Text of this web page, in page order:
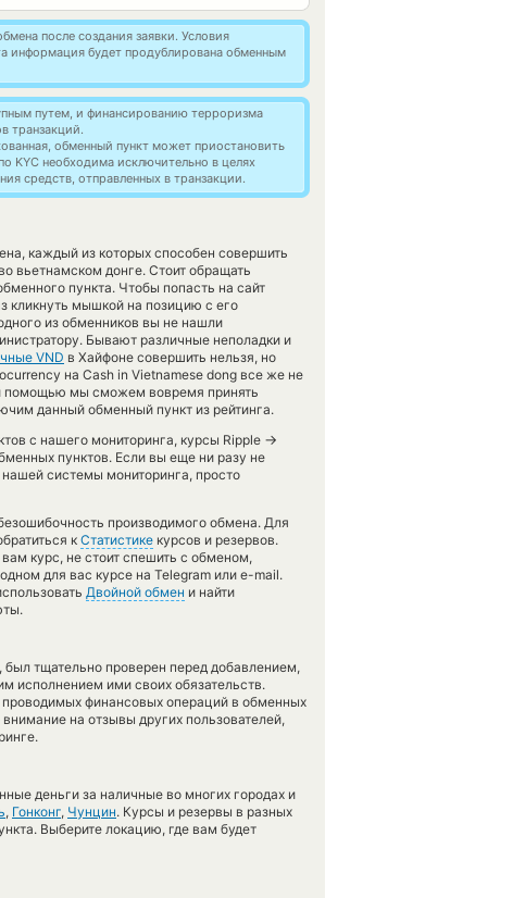
после создания заявки. Условия
информация будет продублирована обменным
путем, и финансированию терроризма
транзакций.
обменный пункт может приостановить
KYC необходима исключительно в целях
средств, отправленных в транзакции.
каждый из которых способен совершить
вьетнамском донге. Стоит обращать
пункта. Чтобы попасть на сайт
кликнуть мышкой на позицию с его
из обменников вы не нашли
Бывают различные неполадки и
VND в Хайфоне совершить нельзя, но
на Cash in Vietnamese dong все же не
помощью мы сможем вовремя принять
данный обменный пункт из рейтинга.
с нашего мониторинга, курсы Ripple →
пунктов. Если вы еще ни разу не
системы мониторинга, просто
производимого обмена. Для
к Статистике курсов и резервов.
курс, не стоит спешить с обменом,
для вас курсе на Telegram или e-mail.
Двойной обмен и найти
тщательно проверен перед добавлением,
исполнением ими своих обязательств.
проводимых финансовых операций в обменных
на отзывы других пользователей,
деньги за наличные во многих городах и
, Гонконг, Чунцин. Курсы и резервы в разных
Выберите локацию, где вам будет